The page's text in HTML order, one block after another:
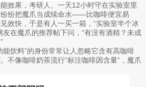
效果，考研人、一天12小时守在实验室里
纷把魔爪当成续命水——比咖啡便宜易
效快，于是有人一买一箱，“实验室半个冰
友在魔爪的推荐帖下问，“有没有酒精？未成
能饮料”的身份常常让人忽略它含有高咖啡
不像咖啡奶茶流行“标注咖啡因含量”，魔爪